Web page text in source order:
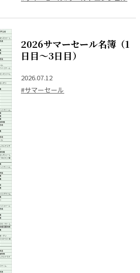
2026サマーセール名簿（1
日目～3日目）
2026.07.12
#サマーセール